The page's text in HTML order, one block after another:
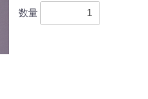
数量